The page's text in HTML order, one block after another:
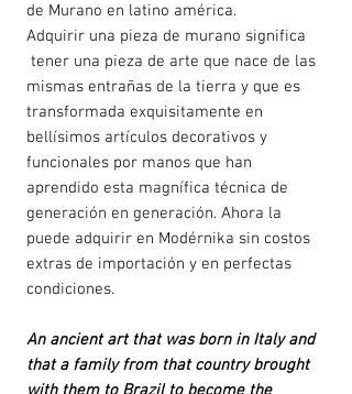
de Murano en latino américa.
Adquirir una pieza de murano significa
tener una pieza de arte que nace de las
mismas entrañas de la tierra y que es
transformada exquisitamente en
bellísimos artículos decorativos y
funcionales por manos que han
aprendido esta magnífica técnica de
generación en generación. Ahora la
puede adquirir en Modérnika sin costos
extras de importación y en perfectas
condiciones.
An ancient art that was born in Italy and
that a family from that country brought